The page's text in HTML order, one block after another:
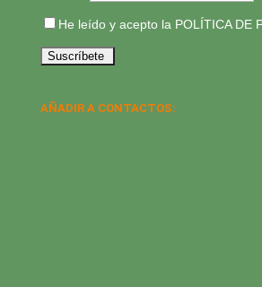
He leído y acepto la POLÍTICA DE
AÑADIR A CONTACTOS: